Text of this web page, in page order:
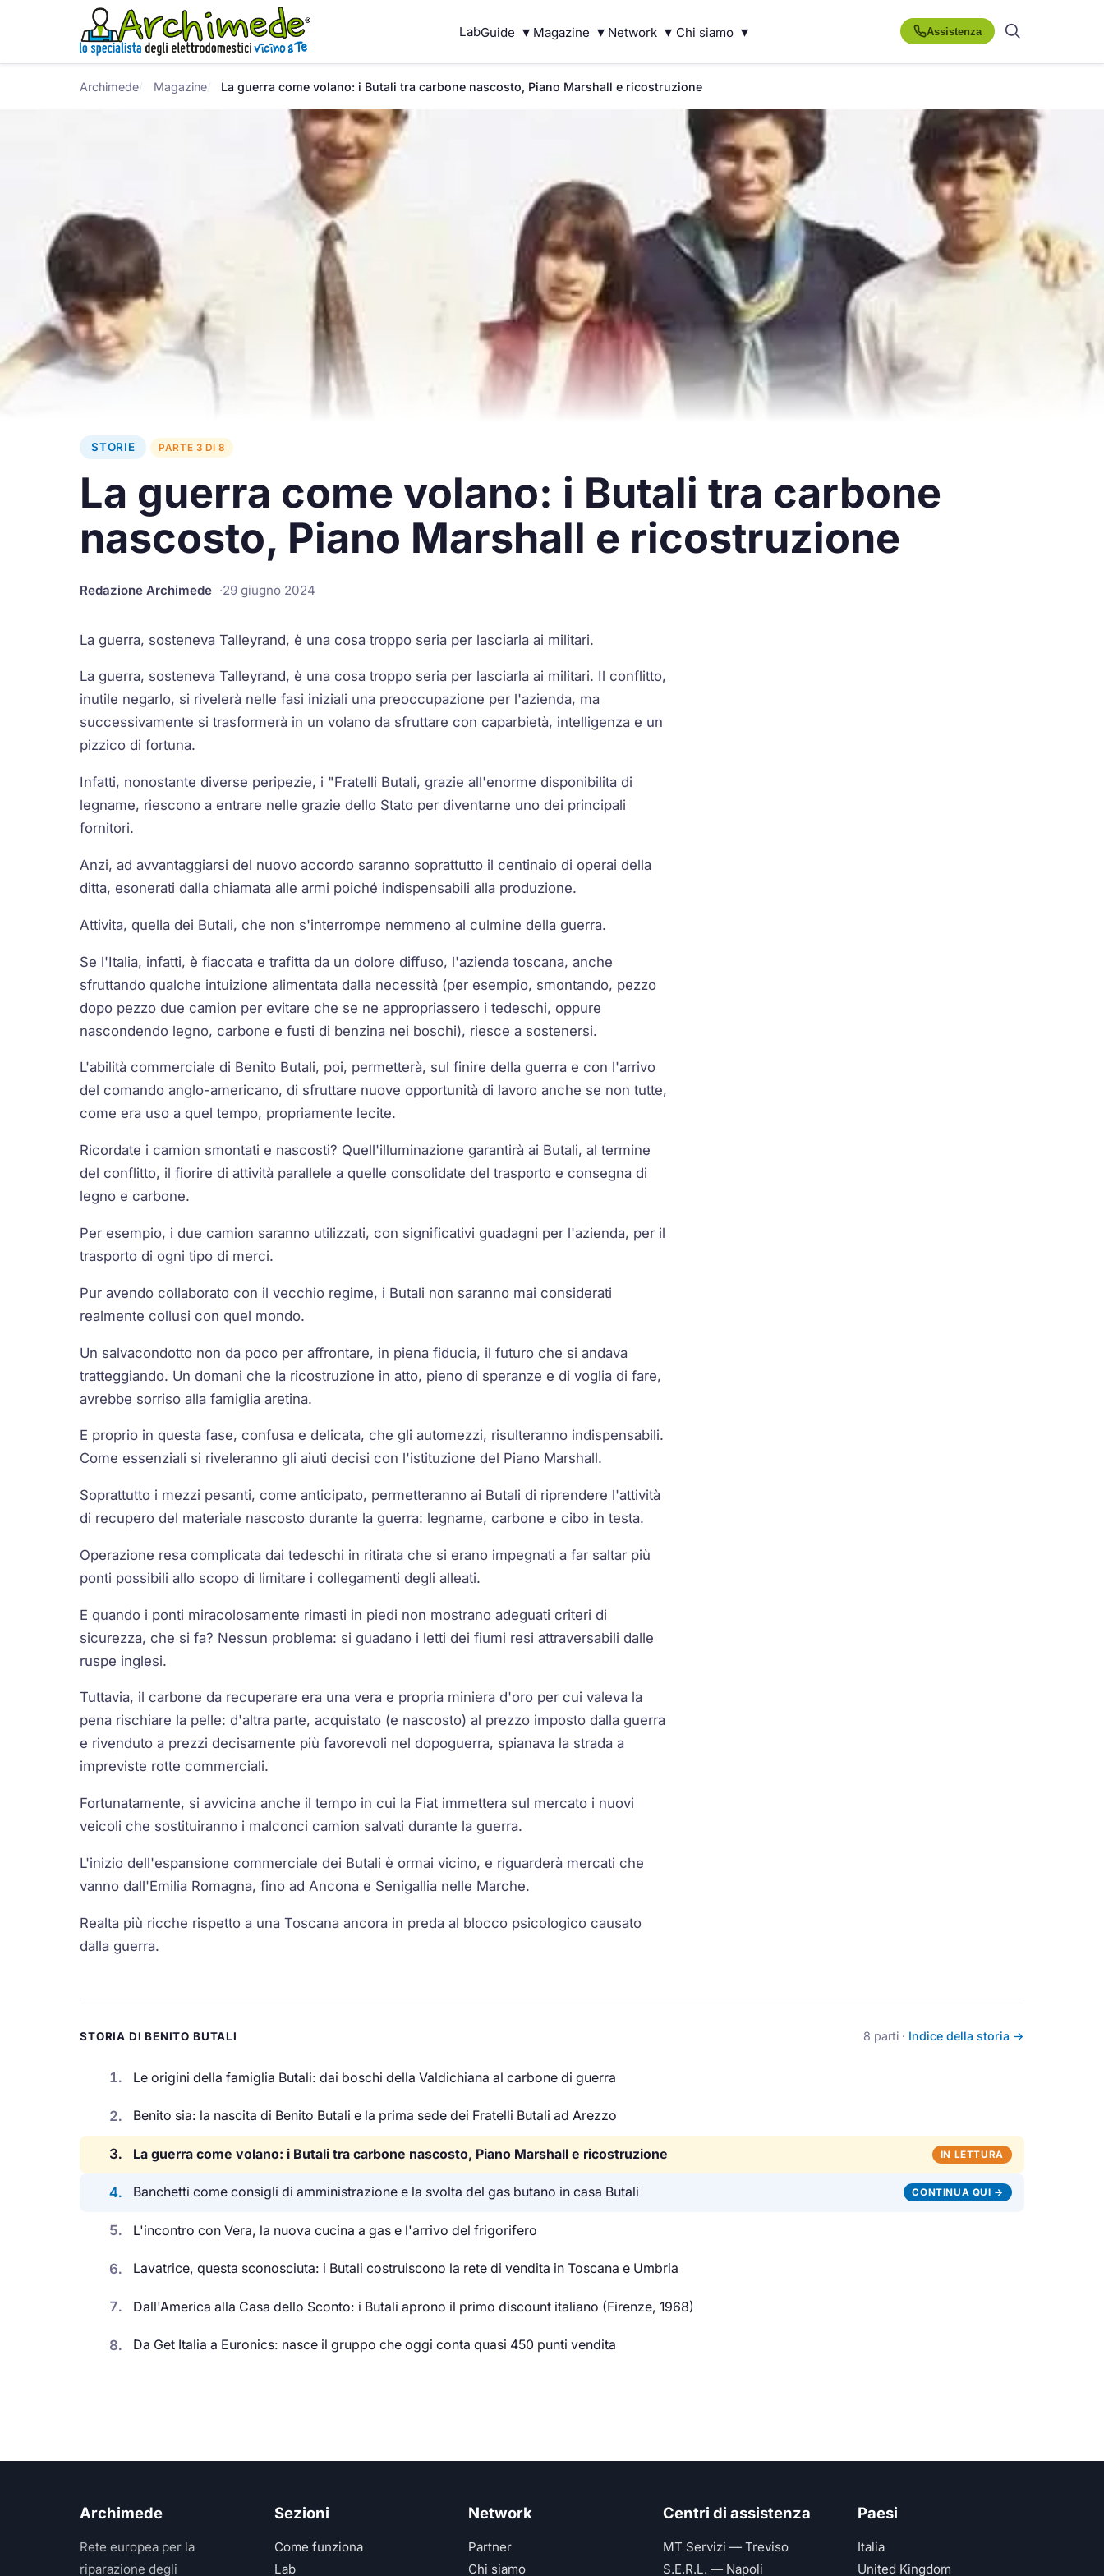
LabGuide ▾ Magazine ▾ Network ▾ Chi siamo ▾ Assistenza
Archimede Magazine La guerra come volano: i Butali tra carbone nascosto, Piano Marshall e ricostruzione
STORIE PARTE 3 DI 8
La guerra come volano: i Butali tra carbone
nascosto, Piano Marshall e ricostruzione
Redazione Archimede 29 giugno 2024
La guerra, sosteneva Talleyrand, è una cosa troppo seria per lasciarla ai militari.
La guerra, sosteneva Talleyrand, è una cosa troppo seria per lasciarla ai militari. Il conflitto,
inutile negarlo, si rivelerà nelle fasi iniziali una preoccupazione per l'azienda, ma
successivamente si trasformerà in un volano da sfruttare con caparbietà, intelligenza e un
pizzico di fortuna.
Infatti, nonostante diverse peripezie, i "Fratelli Butali, grazie all'enorme disponibilita di
legname, riescono a entrare nelle grazie dello Stato per diventarne uno dei principali
fornitori.
Anzi, ad avvantaggiarsi del nuovo accordo saranno soprattutto il centinaio di operai della
ditta, esonerati dalla chiamata alle armi poiché indispensabili alla produzione.
Attivita, quella dei Butali, che non s'interrompe nemmeno al culmine della guerra.
Se l'Italia, infatti, è fiaccata e trafitta da un dolore diffuso, l'azienda toscana, anche
sfruttando qualche intuizione alimentata dalla necessità (per esempio, smontando, pezzo
dopo pezzo due camion per evitare che se ne appropriassero i tedeschi, oppure
nascondendo legno, carbone e fusti di benzina nei boschi), riesce a sostenersi.
L'abilità commerciale di Benito Butali, poi, permetterà, sul finire della guerra e con l'arrivo
del comando anglo-americano, di sfruttare nuove opportunità di lavoro anche se non tutte,
come era uso a quel tempo, propriamente lecite.
Ricordate i camion smontati e nascosti? Quell'illuminazione garantirà ai Butali, al termine
del conflitto, il fiorire di attività parallele a quelle consolidate del trasporto e consegna di
legno e carbone.
Per esempio, i due camion saranno utilizzati, con significativi guadagni per l'azienda, per il
trasporto di ogni tipo di merci.
Pur avendo collaborato con il vecchio regime, i Butali non saranno mai considerati
realmente collusi con quel mondo.
Un salvacondotto non da poco per affrontare, in piena fiducia, il futuro che si andava
tratteggiando. Un domani che la ricostruzione in atto, pieno di speranze e di voglia di fare,
avrebbe sorriso alla famiglia aretina.
E proprio in questa fase, confusa e delicata, che gli automezzi, risulteranno indispensabili.
Come essenziali si riveleranno gli aiuti decisi con l'istituzione del Piano Marshall.
Soprattutto i mezzi pesanti, come anticipato, permetteranno ai Butali di riprendere l'attività
di recupero del materiale nascosto durante la guerra: legname, carbone e cibo in testa.
Operazione resa complicata dai tedeschi in ritirata che si erano impegnati a far saltar più
ponti possibili allo scopo di limitare i collegamenti degli alleati.
E quando i ponti miracolosamente rimasti in piedi non mostrano adeguati criteri di
sicurezza, che si fa? Nessun problema: si guadano i letti dei fiumi resi attraversabili dalle
ruspe inglesi.
Tuttavia, il carbone da recuperare era una vera e propria miniera d'oro per cui valeva la
pena rischiare la pelle: d'altra parte, acquistato (e nascosto) al prezzo imposto dalla guerra
e rivenduto a prezzi decisamente più favorevoli nel dopoguerra, spianava la strada a
impreviste rotte commerciali.
Fortunatamente, si avvicina anche il tempo in cui la Fiat immettera sul mercato i nuovi
veicoli che sostituiranno i malconci camion salvati durante la guerra.
L'inizio dell'espansione commerciale dei Butali è ormai vicino, e riguarderà mercati che
vanno dall'Emilia Romagna, fino ad Ancona e Senigallia nelle Marche.
Realta più ricche rispetto a una Toscana ancora in preda al blocco psicologico causato
dalla guerra.
STORIA DI BENITO BUTALI 8 parti · Indice della storia →
1. Le origini della famiglia Butali: dai boschi della Valdichiana al carbone di guerra
2. Benito sia: la nascita di Benito Butali e la prima sede dei Fratelli Butali ad Arezzo
3. La guerra come volano: i Butali tra carbone nascosto, Piano Marshall e ricostruzione IN LETTURA
4. Banchetti come consigli di amministrazione e la svolta del gas butano in casa Butali CONTINUA QUI →
5. L'incontro con Vera, la nuova cucina a gas e l'arrivo del frigorifero
6. Lavatrice, questa sconosciuta: i Butali costruiscono la rete di vendita in Toscana e Umbria
7. Dall'America alla Casa dello Sconto: i Butali aprono il primo discount italiano (Firenze, 1968)
8. Da Get Italia a Euronics: nasce il gruppo che oggi conta quasi 450 punti vendita
Archimede
Rete europea per la
riparazione degli
Sezioni
Come funziona
Lab
Network
Partner
Chi siamo
Centri di assistenza
MT Servizi — Treviso
S.E.R.L. — Napoli
Paesi
Italia
United Kingdom